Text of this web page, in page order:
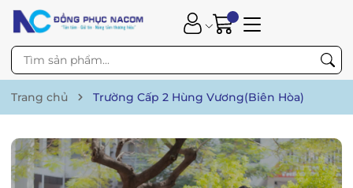
Trang chủ Trường Cấp 2 Hùng Vương(Biên Hòa)